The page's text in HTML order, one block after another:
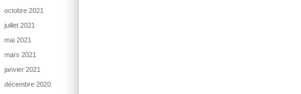
octobre 2021
juillet 2021
mai 2021
mars 2021
janvier 2021
décembre 2020